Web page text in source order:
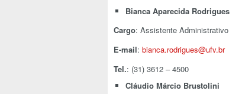
Bianca Aparecida Rodrigues
Cargo: Assistente Administrativo
E-mail: bianca.rodrigues@ufv.br
Tel.: (31) 3612 – 4500
Cláudio Márcio Brustolini